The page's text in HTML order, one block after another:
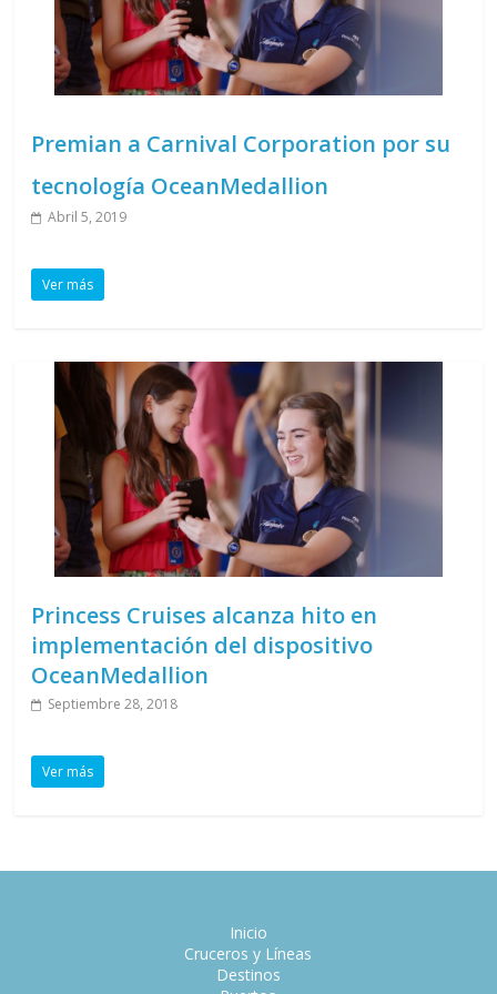
Premian a Carnival Corporation por su
tecnología OceanMedallion
Abril 5, 2019
Ver más
Princess Cruises alcanza hito en
implementación del dispositivo
OceanMedallion
Septiembre 28, 2018
Ver más
Inicio
Cruceros y Líneas
Destinos